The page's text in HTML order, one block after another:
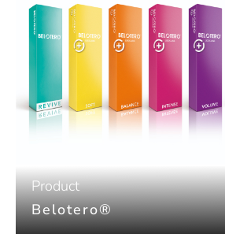
Product
Belotero®